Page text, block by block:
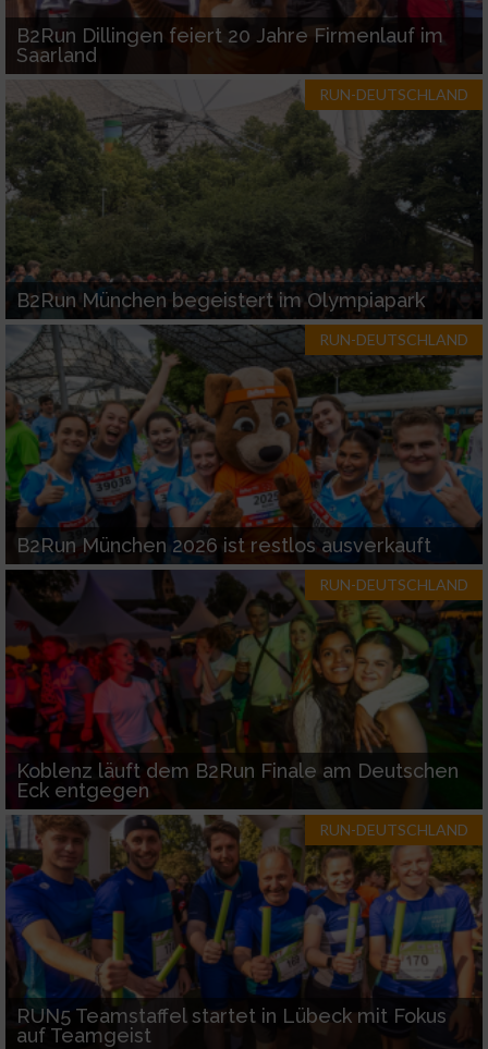
B2Run Dillingen feiert 20 Jahre Firmenlauf im
Saarland
RUN-DEUTSCHLAND
B2Run München begeistert im Olympiapark
RUN-DEUTSCHLAND
B2Run München 2026 ist restlos ausverkauft
RUN-DEUTSCHLAND
Koblenz läuft dem B2Run Finale am Deutschen
Eck entgegen
RUN-DEUTSCHLAND
RUN5 Teamstaffel startet in Lübeck mit Fokus
auf Teamgeist